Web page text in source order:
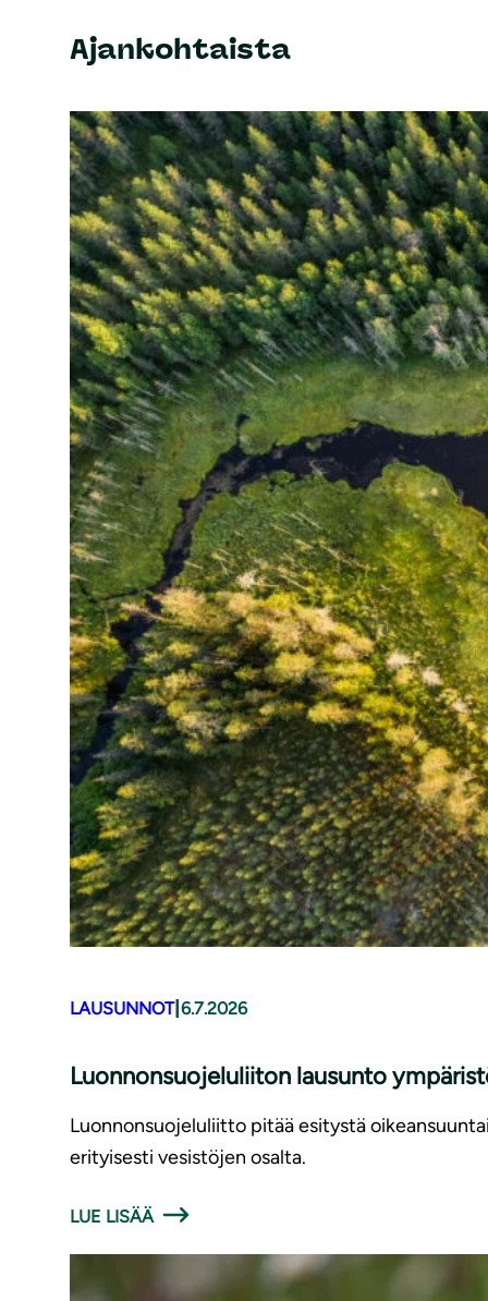
Ajankohtaista
LAUSUNNOT| 6.7.2026
Luonnonsuojeluliiton lausunto
Luonnonsuojeluliitto pitää esitystä
erityisesti vesistöjen osalta.
LUE LISÄÄ